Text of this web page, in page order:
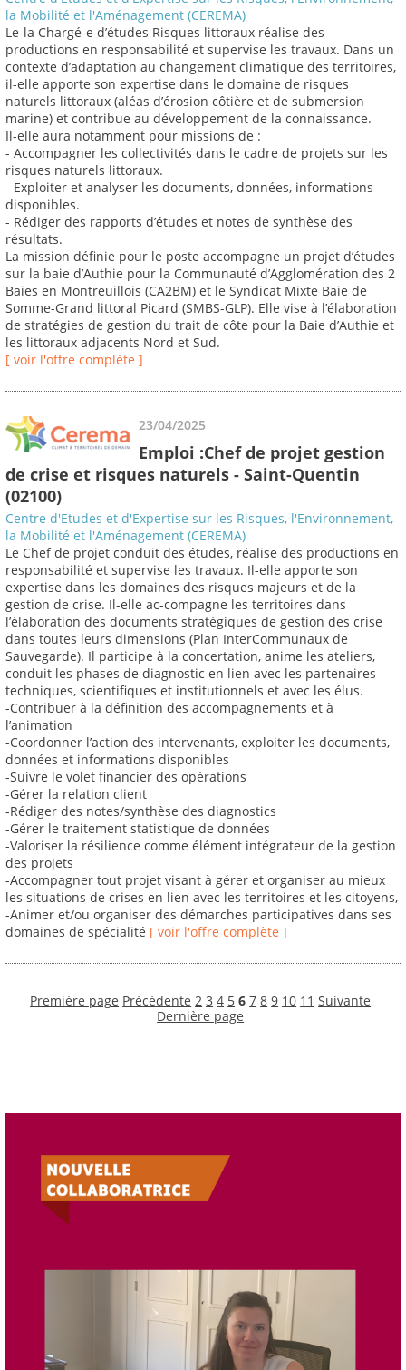
la Mobilité et l'Aménagement (CEREMA)
Le-la Chargé-e d’études Risques littoraux réalise des
productions en responsabilité et supervise les travaux. Dans un
contexte d’adaptation au changement climatique des territoires,
il-elle apporte son expertise dans le domaine de risques
naturels littoraux (aléas d’érosion côtière et de submersion
marine) et contribue au développement de la connaissance.
Il-elle aura notamment pour missions de :
- Accompagner les collectivités dans le cadre de projets sur les
risques naturels littoraux.
- Exploiter et analyser les documents, données, informations
disponibles.
- Rédiger des rapports d’études et notes de synthèse des
résultats.
La mission définie pour le poste accompagne un projet d’études
sur la baie d’Authie pour la Communauté d’Agglomération des 2
Baies en Montreuillois (CA2BM) et le Syndicat Mixte Baie de
Somme-Grand littoral Picard (SMBS-GLP). Elle vise à l’élaboration
de stratégies de gestion du trait de côte pour la Baie d’Authie et
les littoraux adjacents Nord et Sud.
[ voir l'offre complète ]
23/04/2025
Emploi :Chef de projet gestion
de crise et risques naturels - Saint-Quentin
(02100)
Centre d'Etudes et d'Expertise sur les Risques, l'Environnement,
la Mobilité et l'Aménagement (CEREMA)
Le Chef de projet conduit des études, réalise des productions en
responsabilité et supervise les travaux. Il-elle apporte son
expertise dans les domaines des risques majeurs et de la
gestion de crise. Il-elle ac-compagne les territoires dans
l’élaboration des documents stratégiques de gestion des crise
dans toutes leurs dimensions (Plan InterCommunaux de
Sauvegarde). Il participe à la concertation, anime les ateliers,
conduit les phases de diagnostic en lien avec les partenaires
techniques, scientifiques et institutionnels et avec les élus.
-Contribuer à la définition des accompagnements et à
l’animation
-Coordonner l’action des intervenants, exploiter les documents,
données et informations disponibles
-Suivre le volet financier des opérations
-Gérer la relation client
-Rédiger des notes/synthèse des diagnostics
-Gérer le traitement statistique de données
-Valoriser la résilience comme élément intégrateur de la gestion
des projets
-Accompagner tout projet visant à gérer et organiser au mieux
les situations de crises en lien avec les territoires et les citoyens,
-Animer et/ou organiser des démarches participatives dans ses
domaines de spécialité [ voir l'offre complète ]
Première page Précédente 2 3 4 5 6 7 8 9 10 11 Suivante
Dernière page